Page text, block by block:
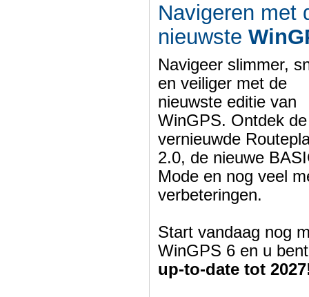
Navigeren met
nieuwste
Navigeer slimmer,
en veiliger met de
nieuwste editie van
WinGPS. Ontdek de
vernieuwde
2.0, de nieuwe
Mode en nog veel
verbeteringen.
Start vandaag nog
WinGPS 6 en u bent
up-to-date tot